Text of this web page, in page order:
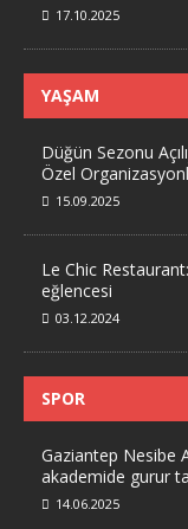
17.10.2025
YAŞAM
Düğün Sezonu
Özel
15.09.2025
Le Chic
eğlencesi
03.12.2024
SPOR
Gaziantep Nesibe
akademide gurur
14.06.2025